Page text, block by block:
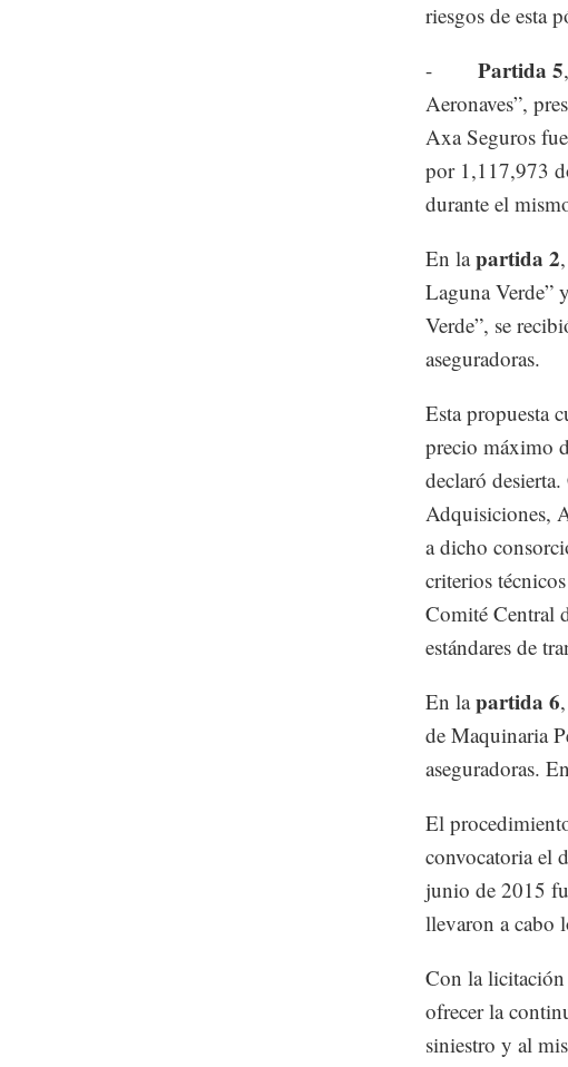
riesgos de esta
- Partida 5
Aeronaves”,
Axa Seguros
por 1,117,973
durante el
En lapartida 2
Laguna Verde”
Verde”, se
aseguradoras.
Esta propuesta
precio máximo
declaró
Adquisiciones,
a dicho
criterios
Comité Central
estándares de
En lapartida 6
de Maquinaria
aseguradoras.
El
convocatoria el
junio de 2015
llevaron a cabo
Con la licitación
ofrecer la
siniestro y al